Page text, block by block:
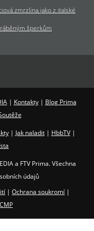
zmrzlina jako z italské
šperkům
| Kontakty| Blog Prima
| Jak naladit| HbbTV|
a FTV Prima. Všechna
údajů
| Ochrana soukromí |